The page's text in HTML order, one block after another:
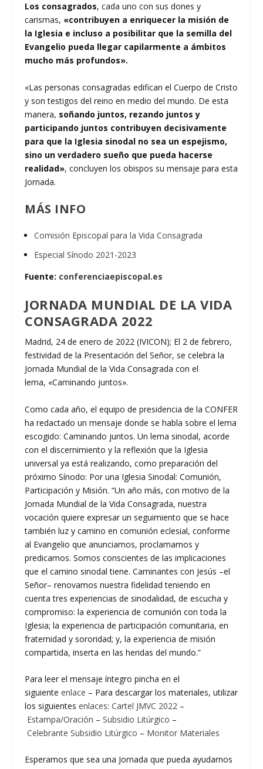
Los consagrados, cada uno con sus dones y
carismas, «contribuyen a enriquecer la misión de
la Iglesia e incluso a posibilitar que la semilla del
Evangelio pueda llegar capilarmente a ámbitos
mucho más profundos».
«Las personas consagradas edifican el Cuerpo de Cristo
y son testigos del reino en medio del mundo. De esta
manera, soñando juntos, rezando juntos y
participando juntos contribuyen decisivamente
para que la Iglesia sinodal no sea un espejismo,
sino un verdadero sueño que pueda hacerse
realidad», concluyen los obispos su mensaje para esta
Jornada.
MÁS INFO
Comisión Episcopal para la Vida Consagrada
Especial Sínodo 2021-2023
Fuente: conferenciaepiscopal.es
JORNADA MUNDIAL DE LA VIDA
CONSAGRADA 2022
Madrid, 24 de enero de 2022 (IVICON); El 2 de febrero,
festividad de la Presentación del Señor, se celebra la
Jornada Mundial de la Vida Consagrada con el
lema, «Caminando juntos».
Como cada año, el equipo de presidencia de la CONFER
ha redactado un mensaje donde se habla sobre el lema
escogido: Caminando juntos. Un lema sinodal, acorde
con el discernimiento y la reflexión que la Iglesia
universal ya está realizando, como preparación del
próximo Sínodo: Por una Iglesia Sinodal: Comunión,
Participación y Misión. “Un año más, con motivo de la
Jornada Mundial de la Vida Consagrada, nuestra
vocación quiere expresar un seguimiento que se hace
también luz y camino en comunión eclesial, conforme
al Evangelio que anunciamos, proclamamos y
predicamos. Somos conscientes de las implicaciones
que el camino sinodal tiene. Caminantes con Jesús –el
Señor– renovamos nuestra fidelidad teniendo en
cuenta tres experiencias de sinodalidad, de escucha y
compromiso: la experiencia de comunión con toda la
Iglesia; la experiencia de participación comunitaria, en
fraternidad y sororidad; y, la experiencia de misión
compartida, inserta en las heridas del mundo.”
Para leer el mensaje íntegro pincha en el
siguienteenlace – Para descargar los materiales, utilizar
los siguientesenlaces:Cartel JMVC 2022 –
Estampa/Oración –Subsidio Litúrgico –
Celebrante Subsidio Litúrgico – Monitor Materiales
Esperamos que sea una Jornada que pueda ayudarnos